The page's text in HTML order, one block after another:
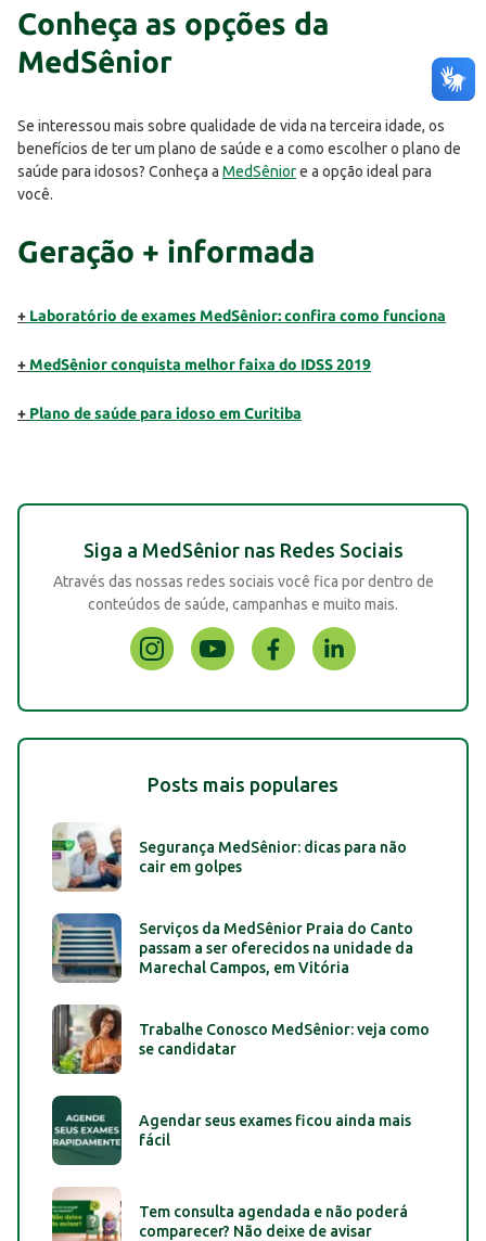
Conheça as opções da
MedSênior
Se interessou mais sobre qualidade de vida na terceira idade, os
benefícios de ter um plano de saúde e a como escolher o plano de
saúde para idosos? Conheça a MedSêniore a opção ideal para
você.
Geração + informada
+ Laboratório de exames MedSênior: confira como funciona
+ MedSênior conquista melhor faixa do IDSS 2019
+ Plano de saúde para idoso em Curitiba
Siga a MedSênior nas Redes Sociais
Através das nossas redes sociais você fica por dentro de
conteúdos de saúde, campanhas e muito mais.
Posts mais populares
Segurança MedSênior: dicas para não
cair em golpes
Serviços da MedSênior Praia do Canto
passam a ser oferecidos na unidade da
Marechal Campos, em Vitória
Trabalhe Conosco MedSênior: veja como
se candidatar
Agendar seus exames ficou ainda mais
fácil
Tem consulta agendada e não poderá
comparecer? Não deixe de avisar